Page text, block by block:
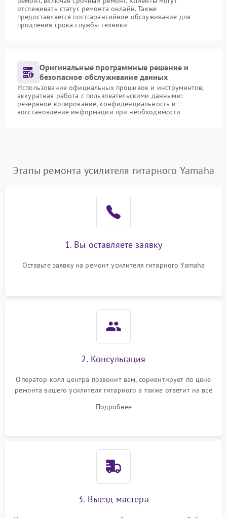
отслеживать статус ремонта онлайн. Также
предоставляется постгарантийное обслуживание для
продления срока службы техники
Оригинальные программные решение и
безопасное обслуживание данных
Использование официальных прошивок и инструментов,
аккуратная работа с пользовательскими данными:
резервное копирование, конфиденциальность и
восстановление информации при необходимости
Этапы ремонта усилителя гитарного Yamaha
1. Вы оставляете заявку
Оставьте заявку на ремонт усилителя гитарного Yamaha
2. Консультация
Оператор колл центра позвонит вам, сориентирует по цене
ремонта вашего усилителя гитарного а также ответит на все
Подробнее
3. Выезд мастера